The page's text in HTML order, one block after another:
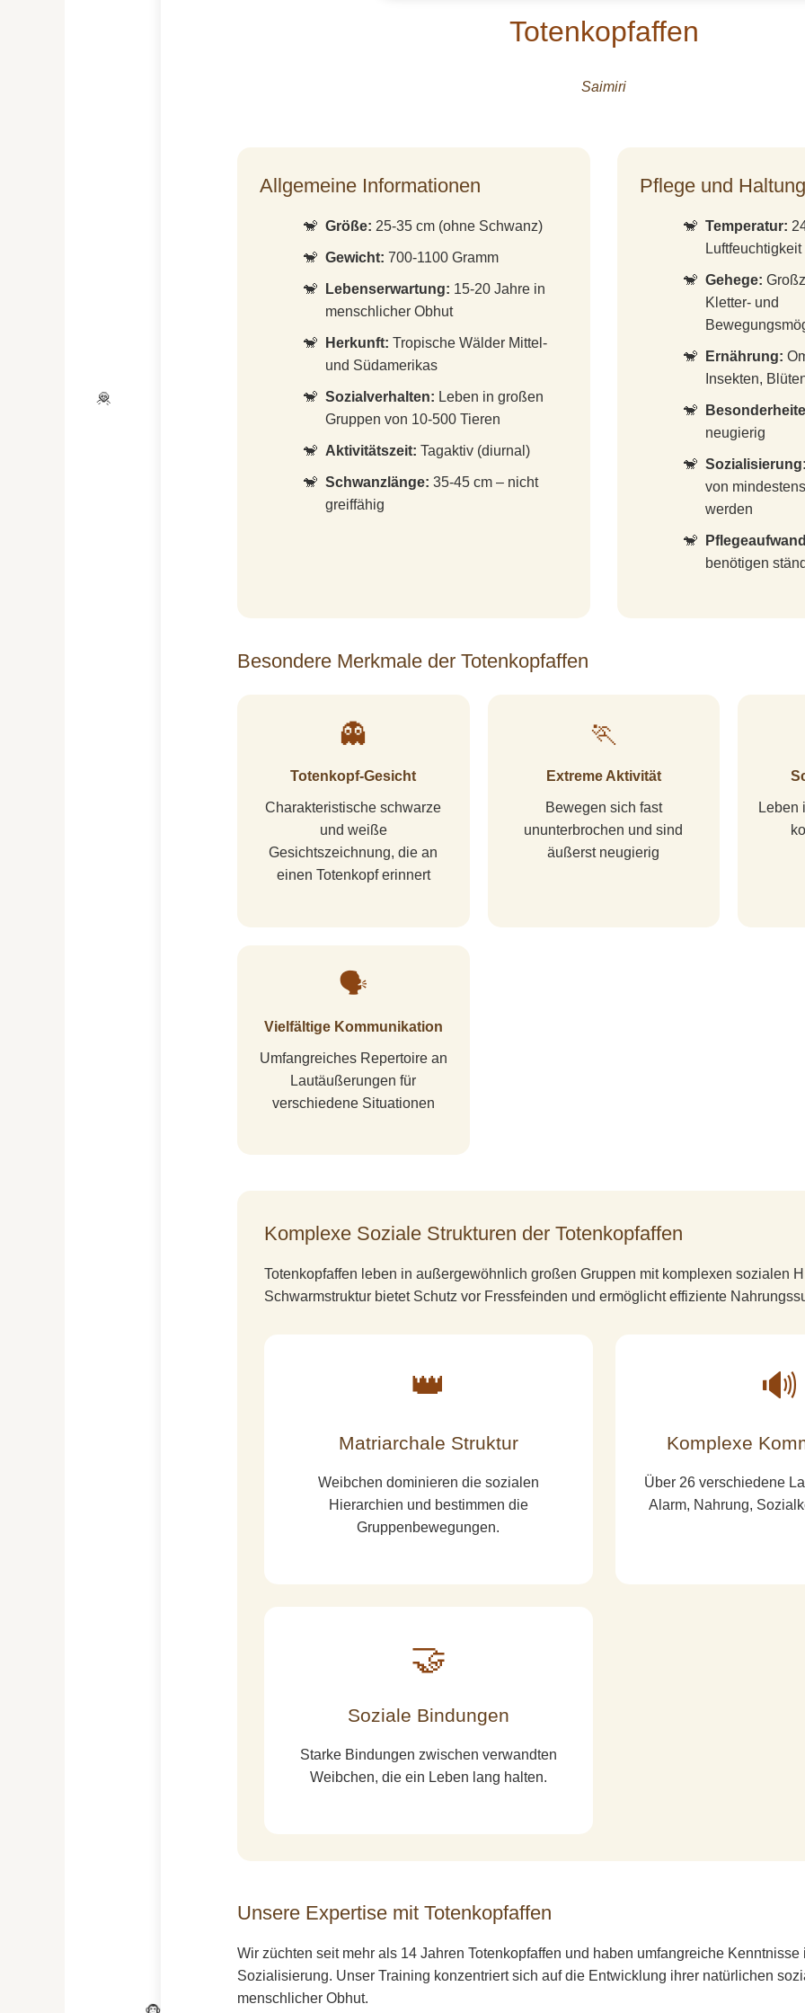
🦧
🐵
Totenkopfaffen
Saimiri
Allgemeine Informationen
Größe: 25-35 cm (ohne Schwanz)
Gewicht: 700-1100 Gramm
Lebenserwartung: 15-20 Jahre in
menschlicher Obhut
Herkunft: Tropische Wälder Mittel-
und Südamerikas
Sozialverhalten: Leben in großen
Gruppen von 10-500 Tieren
Aktivitätszeit: Tagaktiv (diurnal)
Schwanzlänge: 35-45 cm – nicht
greiffähig
Pflege und Haltung
Temperatur:
Luftfeuchtigkeit
Gehege:
Kletter- und
Ernährung:
Insekten,
neugierig
von
werden
benötigen
Besondere Merkmale der Totenkopfaffen
👻
Totenkopf-Gesicht
Charakteristische schwarze
und weiße
Gesichtszeichnung, die an
einen Totenkopf erinnert
🏃
Extreme Aktivität
Bewegen sich fast
ununterbrochen und sind
äußerst neugierig
Leben
🗣️
Vielfältige Kommunikation
Umfangreiches Repertoire an
Lautäußerungen für
verschiedene Situationen
Komplexe Soziale Strukturen der Totenkopfaffen
Totenkopfaffen leben in außergewöhnlich großen Gruppen mit komplexen sozialen
Schwarmstruktur bietet Schutz vor Fressfeinden und ermöglicht effiziente
👑
Matriarchale Struktur
Weibchen dominieren die sozialen
Hierarchien und bestimmen die
Gruppenbewegungen.
🔊
Komplexe
Über 26 verschiedene
Alarm, Nahrung,
🤝
Soziale Bindungen
Starke Bindungen zwischen verwandten
Weibchen, die ein Leben lang halten.
Unsere Expertise mit Totenkopfaffen
Wir züchten seit mehr als 14 Jahren Totenkopfaffen und haben umfangreiche
Sozialisierung. Unser Training konzentriert sich auf die Entwicklung ihrer natürlichen
menschlicher Obhut.